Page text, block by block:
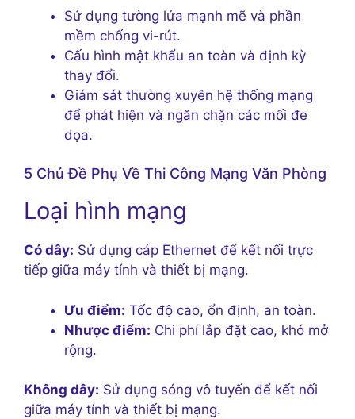
Sử dụng tường lửa mạnh mẽ và phần
mềm chống vi-rút.
Cấu hình mật khẩu an toàn và định kỳ
thay đổi.
Giám sát thường xuyên hệ thống mạng
để phát hiện và ngăn chặn các mối đe
dọa.
5 Chủ Đề Phụ Về Thi Công Mạng Văn Phòng
Loại hình mạng
Có dây: Sử dụng cáp Ethernet để kết nối trực
tiếp giữa máy tính và thiết bị mạng.
Ưu điểm: Tốc độ cao, ổn định, an toàn.
Nhược điểm: Chi phí lắp đặt cao, khó mở
rộng.
Không dây: Sử dụng sóng vô tuyến để kết nối
giữa máy tính và thiết bị mạng.